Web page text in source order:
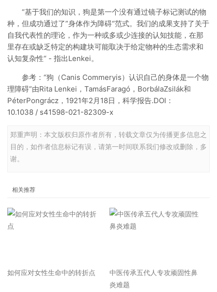
“基于我们的知识，狗是第一个没有通过镜子标记测试的物
种，但成功通过了”身体作为障碍“范式。我们的成果支持了关于
自我代表性的理论，作为一种或多或少连接的认知技能，在那
里存在或缺乏特定的构建块可能取决于给定物种的生态需求和
认知复杂性“ - 指出Lenkei。
参考：“狗（Canis Commeryis）认识自己的身体是一个物
理障碍”由Rita Lenkei，TamásFaragó，BorbálaZsilák和
PéterPongrácz，1921年2月18日，科学报告.DOI：
10.1038 / s41598-021-82309-x
郑重声明：本文版权归原作者所有，转载文章仅为传播更多信息之
目的，如作者信息标记有误，请第一时间联系我们修改或删除，多
谢。
相关推荐
如何应对女性生命中的转折点
中医传承五代人专攻顽固性鼻
炎难题